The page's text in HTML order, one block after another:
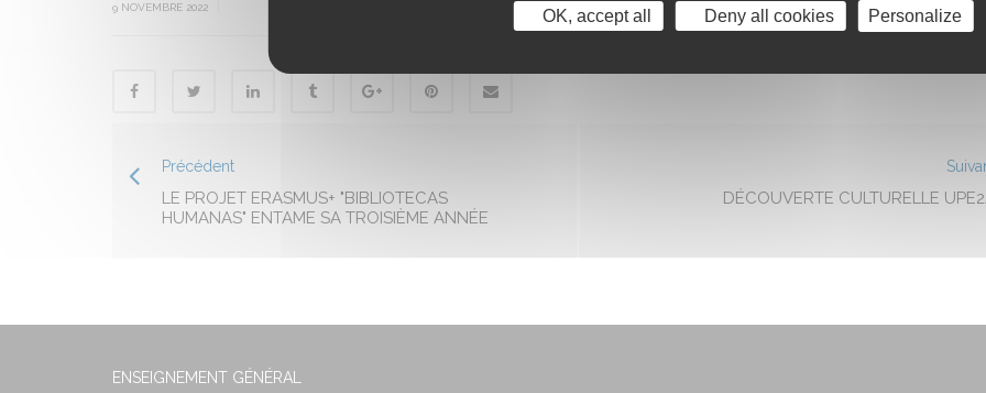
9 NOVEMBRE 2022
Précédent
LE PROJET ERASMUS+ "BIBLIOTECAS
HUMANAS" ENTAME SA TROISIÈME ANNÉE
DÉCOUVERTE CULTURELLE
ENSEIGNEMENT GÉNÉRAL
OK, accept all Deny all cookies Personalize